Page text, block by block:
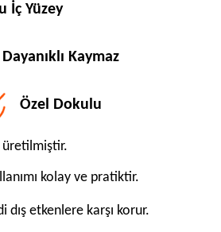
İç Yüzey
Dayanıklı Kaymaz
Özel Dokulu
kolay ve pratiktir.
dış etkenlere karşı korur.